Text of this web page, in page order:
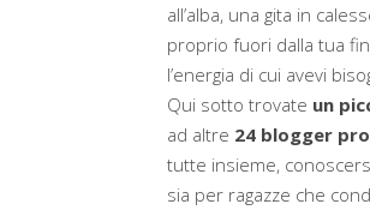
all’alba, una gita in
proprio fuori dalla tua
l’energia di cui avevi
Qui sotto trovate un
ad altre 24 blogger
tutte insieme,
sia per ragazze che